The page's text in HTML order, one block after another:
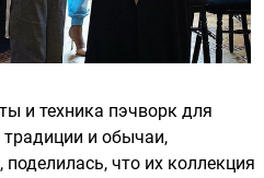
и техника пэчворк для
и обычаи,
что их коллекция